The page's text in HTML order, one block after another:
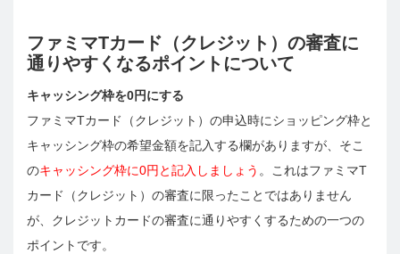
ファミマTカード（クレジット）の審査に
通りやすくなるポイントについて
キャッシング枠を0円にする
ファミマTカード（クレジット）の申込時にショッピング枠と
キャッシング枠の希望金額を記入する欄がありますが、そこ
のキャッシング枠に0円と記入しましょう 。これはファミマT
カード（クレジット）の審査に限ったことではありません
が、クレジットカードの審査に通りやすくするための一つの
ポイントです。